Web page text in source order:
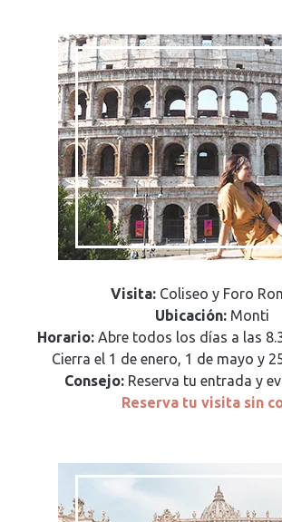
Visita: Coliseo y Foro
Ubicación: Monti
Horario:Abre todos los días a las
Cierra el 1 de enero, 1 de mayo y
Consejo: Reserva tu entrada y
Reserva tu visita sin